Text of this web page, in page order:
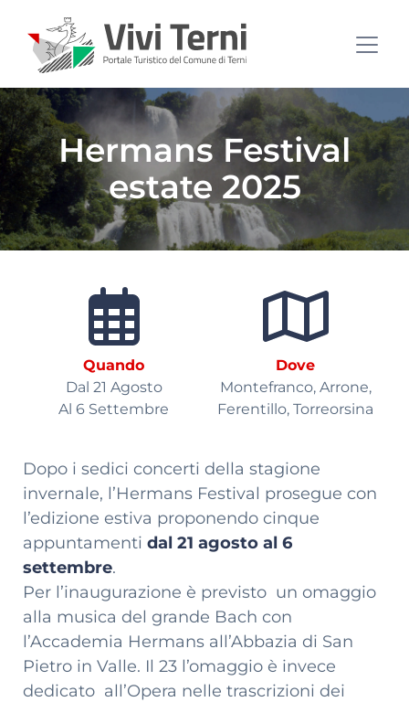
Hermans Festival
estate 2025
Quando
Dal 21 Agosto
Al 6 Settembre
Dove
Montefranco, Arrone,
Ferentillo, Torreorsina
Dopo i sedici concerti della stagione
invernale, l’Hermans Festival prosegue con
l’edizione estiva proponendo cinque
appuntamenti dal 21 agosto al 6
settembre.
Per l’inaugurazione è previsto un omaggio
alla musica del grande Bach con
l’Accademia Hermans all’Abbazia di San
Pietro in Valle. Il 23 l’omaggio è invece
dedicato all’Opera nelle trascrizioni dei